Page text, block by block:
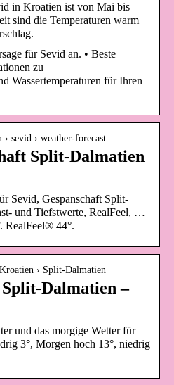
in Kroatien ist von Mai bis
sind die Temperaturen warm
für Sevid an. • Beste
zu
Wassertemperaturen für Ihren
sevid › weather-forecast
Split-Dalmatien
Sevid, Gespanschaft Split-
und Tiefstwerte, RealFeel, …
RealFeel® 44°.
› Split-Dalmatien
Dalmatien –
und das morgige Wetter für
3°, Morgen hoch 13°, niedrig